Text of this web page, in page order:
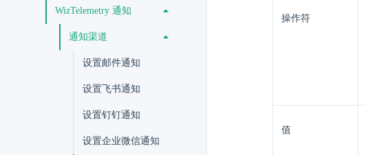
WizTelemetry 通知
通知渠道
设置邮件通知
设置飞书通知
设置钉钉通知
设置企业微信通知
操作符
值